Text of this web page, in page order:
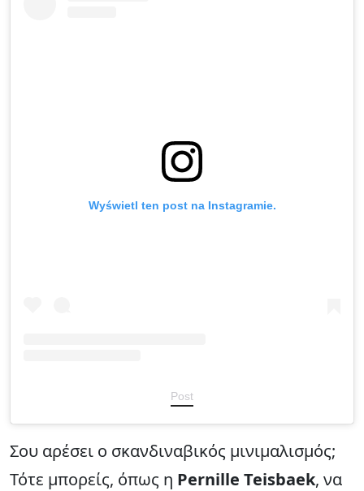
Wyświetl ten post na Instagramie.
Post
Σου αρέσει ο σκανδιναβικός μινιμαλισμός;
Τότε μπορείς, όπως η Pernille Teisbaek, να